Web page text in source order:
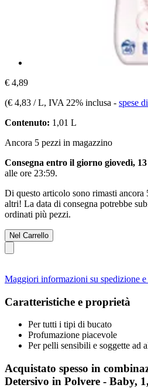
€ 4,89
(€ 4,83 / L, IVA 22% inclusa - spese
Contenuto: 1,01 L
Ancora 5 pezzi in magazzino
Consegna entro il giorno giovedì, 13
alle ore 23:59.
Di questo articolo sono rimasti ancora
altri! La data di consegna potrebbe
ordinati più pezzi.
Nel Carrello
Maggiori informazioni su spedizione e
Caratteristiche e proprietà
Per tutti i tipi di bucato
Profumazione piacevole
Per pelli sensibili e soggette ad
Acquistato spesso in
Detersivo in Polvere - Baby,